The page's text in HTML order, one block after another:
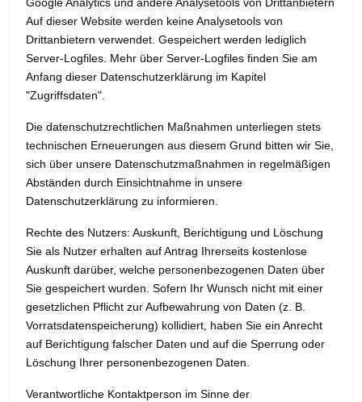
Auf dieser Website werden keine Analysetools von
Drittanbietern verwendet. Gespeichert werden lediglich
Server-Logfiles. Mehr über Server-Logfiles finden Sie am
Anfang dieser Datenschutzerklärung im Kapitel
"Zugriffsdaten".
Die datenschutzrechtlichen Maßnahmen unterliegen stets
technischen Erneuerungen aus diesem Grund bitten wir Sie,
sich über unsere Datenschutzmaßnahmen in regelmäßigen
Abständen durch Einsichtnahme in unsere
Datenschutzerklärung zu informieren.
Rechte des Nutzers: Auskunft, Berichtigung und Löschung
Sie als Nutzer erhalten auf Antrag Ihrerseits kostenlose
Auskunft darüber, welche personenbezogenen Daten über
Sie gespeichert wurden. Sofern Ihr Wunsch nicht mit einer
gesetzlichen Pflicht zur Aufbewahrung von Daten (z. B.
Vorratsdatenspeicherung) kollidiert, haben Sie ein Anrecht
auf Berichtigung falscher Daten und auf die Sperrung oder
Löschung Ihrer personenbezogenen Daten.
Verantwortliche Kontaktperson im Sinne der